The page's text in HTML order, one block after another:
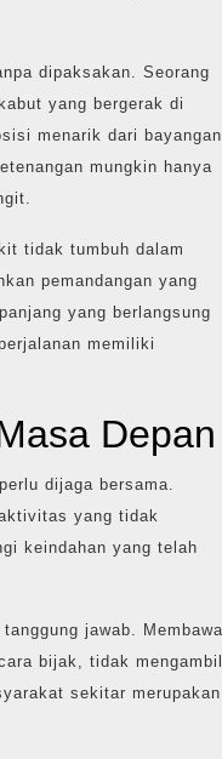
dipaksakan. Seorang
yang bergerak di
menarik dari bayangan
mungkin hanya
tidak tumbuh dalam
pemandangan yang
yang berlangsung
memiliki
Depan
dijaga bersama.
yang tidak
keindahan yang telah
jawab. Membawa
bijak, tidak mengambil
sekitar merupakan